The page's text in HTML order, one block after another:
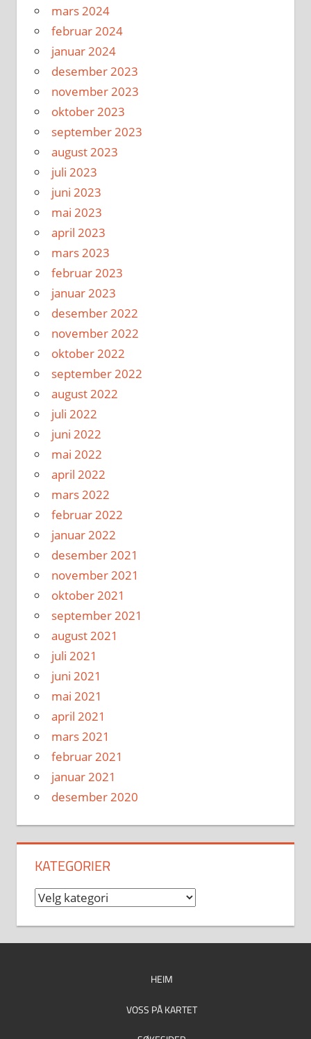
mars 2024
februar 2024
januar 2024
desember 2023
november 2023
oktober 2023
september 2023
august 2023
juli 2023
juni 2023
mai 2023
april 2023
mars 2023
februar 2023
januar 2023
desember 2022
november 2022
oktober 2022
september 2022
august 2022
juli 2022
juni 2022
mai 2022
april 2022
mars 2022
februar 2022
januar 2022
desember 2021
november 2021
oktober 2021
september 2021
august 2021
juli 2021
juni 2021
mai 2021
april 2021
mars 2021
februar 2021
januar 2021
desember 2020
KATEGORIER
Kategorier
HEIM
VOSS PÅ KARTET